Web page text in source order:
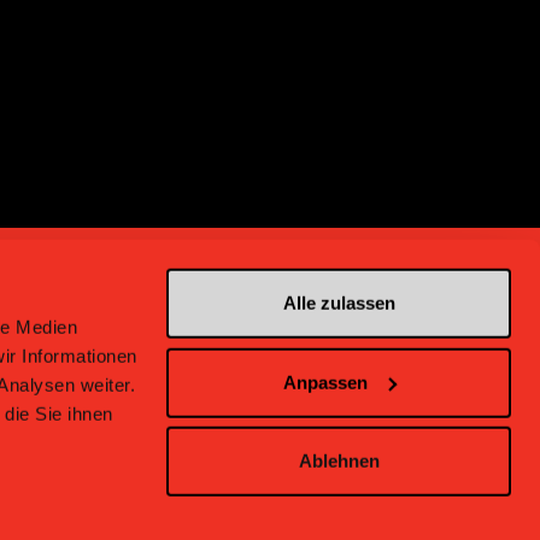
Medien
Informationen
weiter.
Sie ihnen
Alle zulassen
Anpassen
Ablehnen
bei Bern